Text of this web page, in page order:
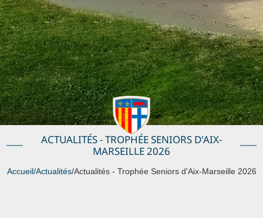
ACTUALITÉS - TROPHÉE SENIORS D'AIX-
MARSEILLE 2026
Accueil/Actualités/Actualités - Trophée Seniors d'Aix-Marseille 2026